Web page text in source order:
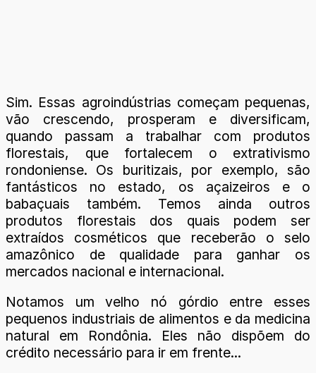
Sim. Essas agroindústrias começam pequenas,
vão crescendo, prosperam e diversificam,
quando passam a trabalhar com produtos
florestais, que fortalecem o extrativismo
rondoniense. Os buritizais, por exemplo, são
fantásticos no estado, os açaizeiros e o
babaçuais também. Temos ainda outros
produtos florestais dos quais podem ser
extraídos cosméticos que receberão o selo
amazônico de qualidade para ganhar os
mercados nacional e internacional.
Notamos um velho nó górdio entre esses
pequenos industriais de alimentos e da medicina
natural em Rondônia. Eles não dispõem do
crédito necessário para ir em frente...